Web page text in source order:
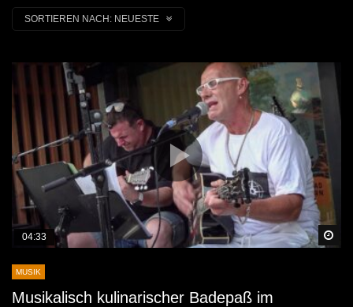
SORTIEREN NACH: NEUESTE
04:33
MUSIK
Musikalisch kulinarischer Badepaß im